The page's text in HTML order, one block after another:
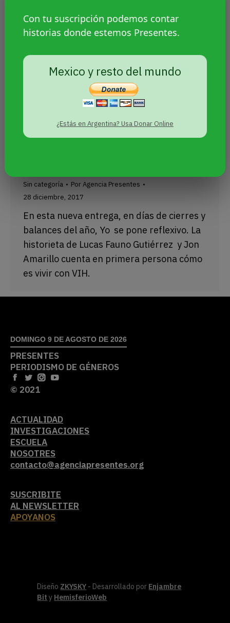
Con tu suscripción podemos contar
historias donde estemos Presentes.
Mexico y resto del mundo
¿Estás en Argentina? Usa Donar Online
Sin categoría PorAgencia Presentes
28 diciembre, 2017
En esta nueva entrega, en días de cierres y
balances del año, Yo se pone reflexivo. La
historieta de Lucas Fauno Gutiérrez y Jon
Amarillo cuenta en primera persona cómo
es vivir con VIH.
DOMINGO 9 DE AGOSTO DE 2026
PRESENTES
PERIODISMO DE GÉNEROS
© 2021
ACTUALIDAD
INVESTIGACIONES
ESCUELA
NOSOTRES
contacto@agenciapresentes.org
SUSCRIBITE
AL NEWSLETTER
APOYANOS
Diseño ZKYSKY - Desarrollado por Enjambre
Bit y HemisferioWeb